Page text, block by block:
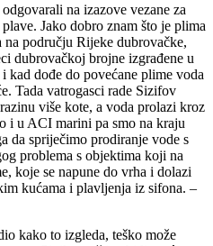
na izazove vezane za
Jako dobro znam što je plima
području Rijeke dubrovačke,
dubrovačkoj brojne izgrađene u
kad dođe do povećane plime voda
Tada vatrogasci rade Sizifov
više kote, a voda prolazi kroz
i u ACI marini pa smo na kraju
da spriječimo prodiranje vode s
problema s objektima koji na
koje se napune do vrha i dolazi
kućama i plavljenja iz sifona. –
kako to izgleda, teško može